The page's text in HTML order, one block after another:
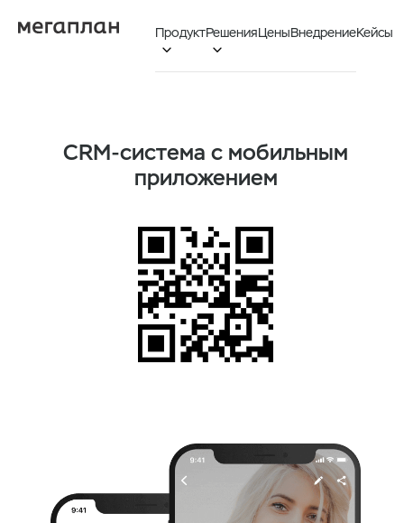
Продукт

Решения

ЦеныВнедрениеКейсы
CRM-система с мобильным
приложением